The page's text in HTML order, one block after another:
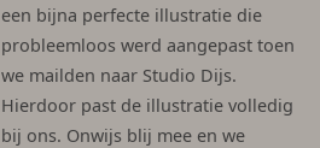
een bijna perfecte illustratie die
probleemloos werd aangepast toen
we mailden naar Studio Dijs.
Hierdoor past de illustratie volledig
bij ons. Onwijs blij mee en we